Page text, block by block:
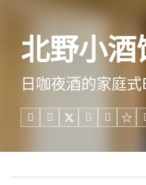
北野小
日咖夜酒的家庭式
   